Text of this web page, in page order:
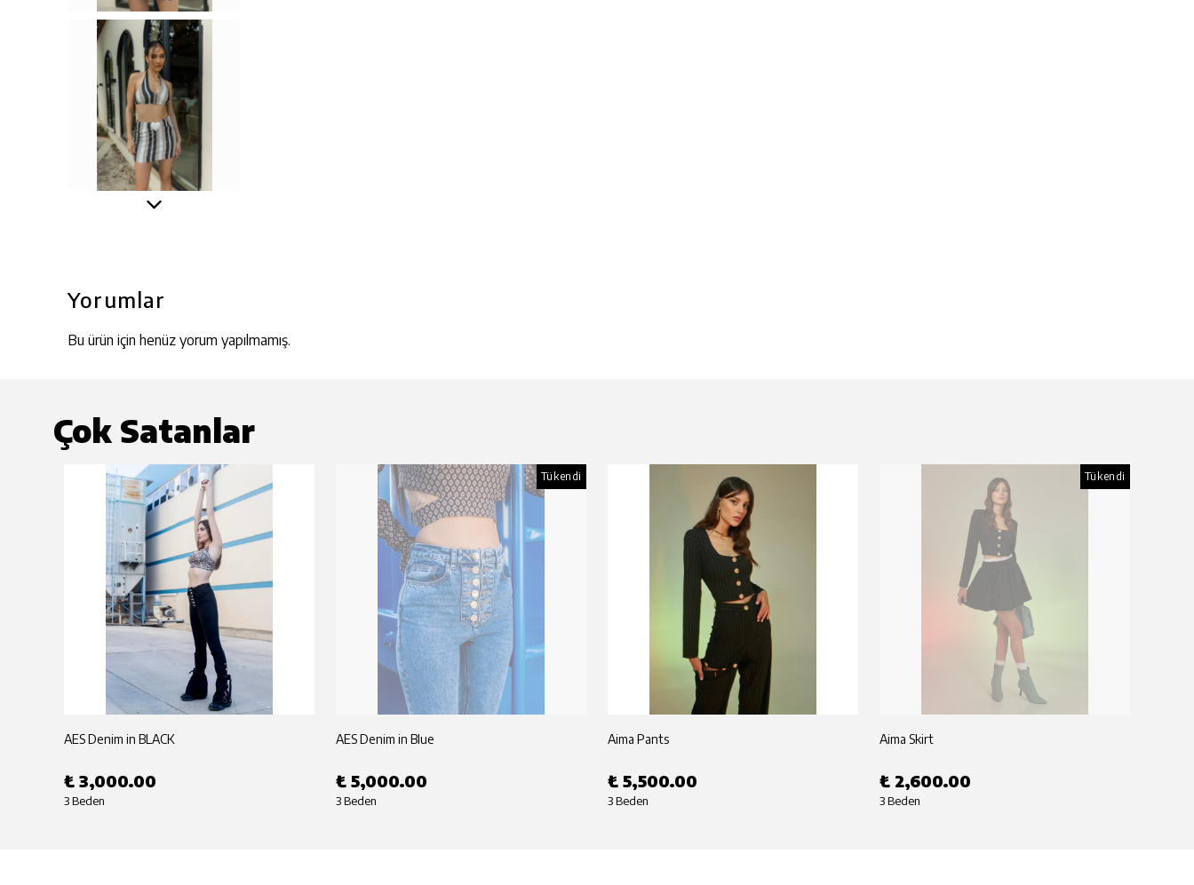
Yorumlar
Bu ürün için henüz yorum yapılmamış.
Çok Satanlar
AES Denim in BLACK
₺ 3,000.00
3 Beden
Tükendi
AES Denim in Blue
₺ 5,000.00
3 Beden
Aima Pants
₺ 5,500.00
3 Beden
Tükendi
Aima Skirt
₺ 2,600.00
3 Beden